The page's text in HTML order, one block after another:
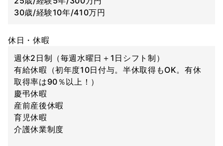
30歳/経験10年/410万円
休日・休暇
週休2日制（毎週水曜日＋1日シフト制）
有給休暇（初年度10日付与。半休取得もOK。有休
取得率は90％以上！）
慶弔休暇
産前産後休暇
育児休暇
介護休業制度